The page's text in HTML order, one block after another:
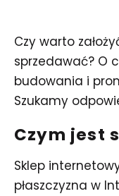
Czy warto
sprzedawać? O
budowania i
Szukamy
Czym jest
Sklep
płaszczyzna w